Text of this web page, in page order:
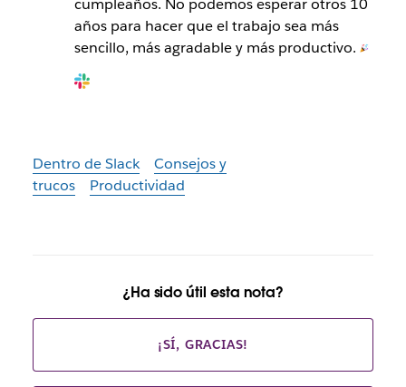
cumpleaños. No podemos esperar otros 10
años para hacer que el trabajo sea más
sencillo, más agradable y más productivo.
Dentro de Slack
Consejos y
trucos
Productividad
¿Ha sido útil esta nota?
¡SÍ, GRACIAS!